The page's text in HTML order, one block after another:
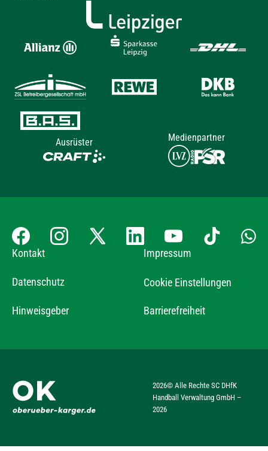
Ausrüster Medienpartner
Kontakt Impressum
Datenschutz Cookie Einstellungen
Hinweisgeber Barrierefreiheit
2026© Alle Rechte SC DHfK
Handball Verwaltung GmbH –
2026